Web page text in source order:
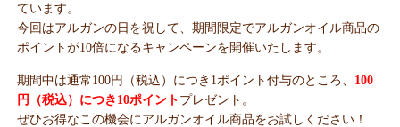
ています。
今回はアルガンの日を祝して、期間限定でアルガンオイル商品の
ポイントが10倍になるキャンペーンを開催いたします。
期間中は通常100円（税込）につき1ポイント付与のところ、 100
円（税込）につき10ポイント プレゼント。
ぜひお得なこの機会にアルガンオイル商品をお試しください！